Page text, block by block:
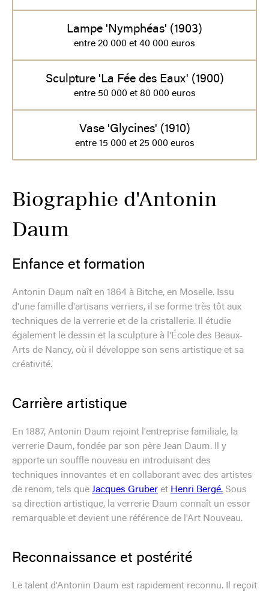
Lampe 'Nymphéas' (1903)
entre 20 000 et 40 000 euros
Sculpture 'La Fée des Eaux' (1900)
entre 50 000 et 80 000 euros
Vase 'Glycines' (1910)
entre 15 000 et 25 000 euros
Biographie d'Antonin
Daum
Enfance et formation
Antonin Daum naît en 1864 à Bitche, en Moselle. Issu
d'une famille d'artisans verriers, il se forme très tôt aux
techniques de la verrerie et de la cristallerie. Il étudie
également le dessin et la sculpture à l'École des Beaux-
Arts de Nancy, où il développe son sens artistique et sa
créativité.
Carrière artistique
En 1887, Antonin Daum rejoint l'entreprise familiale, la
verrerie Daum, fondée par son père Jean Daum. Il y
apporte un souffle nouveau en introduisant des
techniques innovantes et en collaborant avec des artistes
de renom, tels que Jacques Gruber et Henri Bergé. Sous
sa direction artistique, la verrerie Daum connaît un essor
remarquable et devient une référence de l'Art Nouveau.
Reconnaissance et postérité
Le talent d'Antonin Daum est rapidement reconnu. Il reçoit